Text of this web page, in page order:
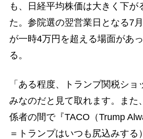
も、日経平均株価は大きく下が
た。参院選の翌営業日となる7
が一時4万円を超える場面があ
る。
「ある程度、トランプ関税シ
みなのだと見て取れます。また
係者の間で『TACO（Trump
＝トランプはいつも尻込みする